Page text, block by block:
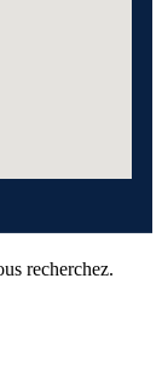
recherchez.